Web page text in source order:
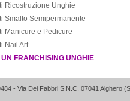
Ricostruzione Unghie
Smalto Semipermanente
Manicure e Pedicure
Nail Art
FRANCHISING UNGHIE
- Via Dei Fabbri S.N.C. 07041 Alghero (